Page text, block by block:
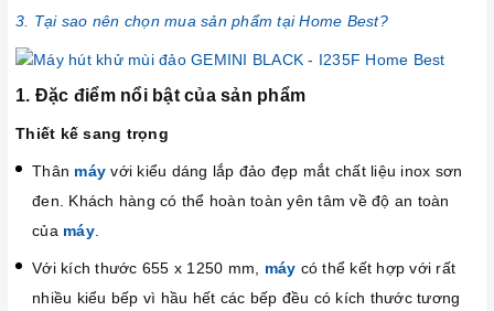
3. Tại sao nên chọn mua sản phẩm tại Home Best?
1. Đặc điểm nổi bật của sản phẩm
Thiết kế sang trọng
Thân máy với kiểu dáng lắp đảo đẹp mắt chất liệu inox sơn
đen. Khách hàng có thể hoàn toàn yên tâm về độ an toàn
của máy.
Với kích thước 655 x 1250 mm, máy có thể kết hợp với rất
nhiều kiểu bếp vì hầu hết các bếp đều có kích thước tương